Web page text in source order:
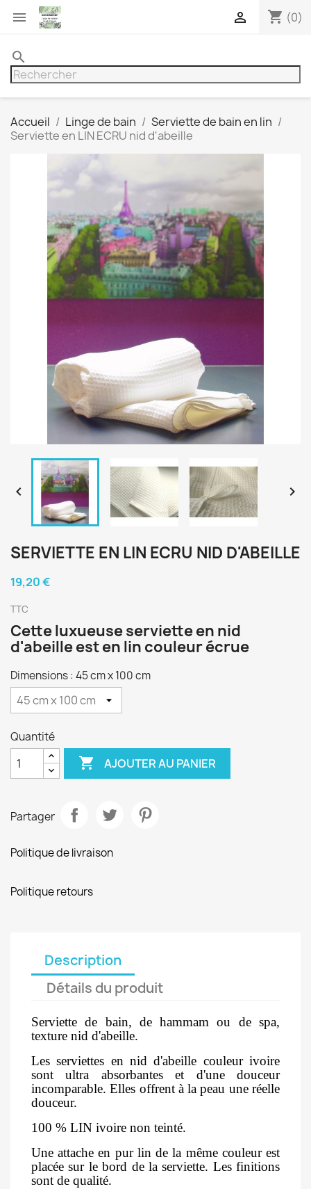
 shopping_cart (0)

search
Accueil Linge de bain
Serviette de bain en lin
Serviette en LIN ECRU nid d'abeille
 
SERVIETTE EN LIN ECRU NID D'ABEILLE
19,20 €
TTC
Cette luxueuse serviette en nid
d'abeille est en lin couleur écrue
Dimensions : 45 cm x 100 cm
Quantité
 AJOUTER AU PANIER
Partager
Politique de livraison
Politique retours
Description
Détails du produit
Serviette de bain, de hammam ou de spa,
texture nid d'abeille.
Les serviettes en nid d'abeille couleur ivoire
sont ultra absorbantes et d'une douceur
incomparable. Elles offrent à la peau une réelle
douceur.
100 % LIN ivoire non teinté.
Une attache en pur lin de la même couleur est
placée sur le bord de la serviette. Les finitions
sont de qualité.